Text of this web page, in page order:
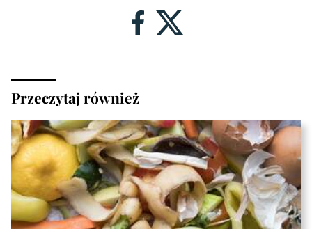
Przeczytaj również